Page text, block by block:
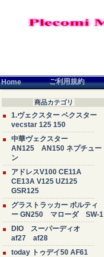
Home ご利用規約
商品カテゴリ
1.ヴェクスター ベクスター
vecstar 125 150
中華ヴェクスター
AN125 AN150 ネプチュー
ン
アドレスV100 CE11A
CE13A V125 UZ125
GSR125
グラストラッカー ボルティ
ー GN250 マローダ SW-1
DIO スーパーディオ
af27 af28
today トゥデイ50 AF61